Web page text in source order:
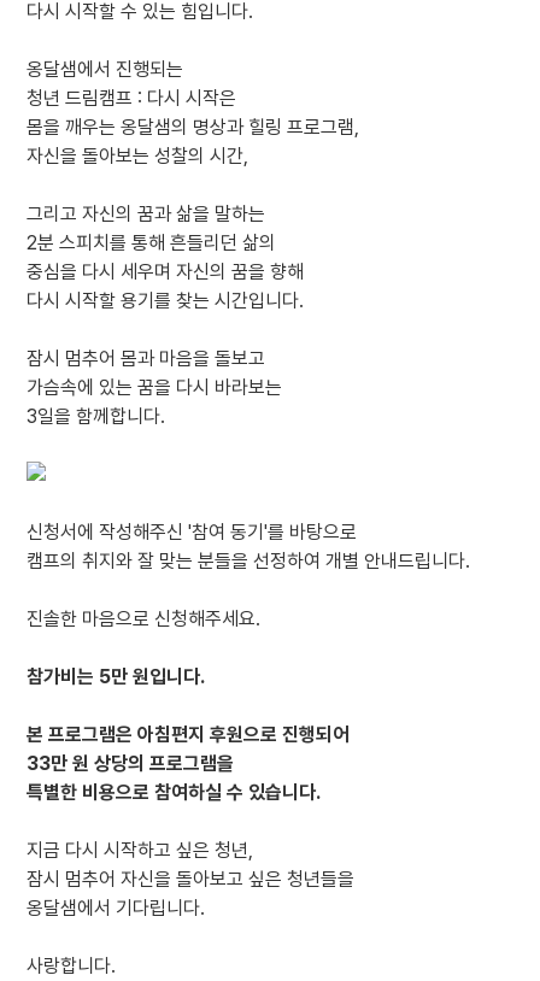
다시 시작할 수 있는 힘입니다.
옹달샘에서 진행되는
청년 드림캠프 : 다시 시작은
몸을 깨우는 옹달샘의 명상과 힐링 프로그램,
자신을 돌아보는 성찰의 시간,
그리고 자신의 꿈과 삶을 말하는
2분 스피치를 통해 흔들리던 삶의
중심을 다시 세우며 자신의 꿈을 향해
다시 시작할 용기를 찾는 시간입니다.
잠시 멈추어 몸과 마음을 돌보고
가슴속에 있는 꿈을 다시 바라보는
3일을 함께합니다.
신청서에 작성해주신 '참여 동기'를 바탕으로
캠프의 취지와 잘 맞는 분들을 선정하여 개별 안내드립니다.
진솔한 마음으로 신청해주세요.
참가비는 5만 원입니다.
본 프로그램은 아침편지 후원으로 진행되어
33만 원 상당의 프로그램을
특별한 비용으로 참여하실 수 있습니다.
지금 다시 시작하고 싶은 청년,
잠시 멈추어 자신을 돌아보고 싶은 청년들을
옹달샘에서 기다립니다.
사랑합니다.